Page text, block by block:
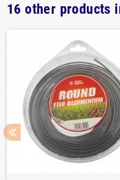
16 other products